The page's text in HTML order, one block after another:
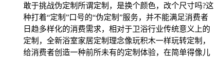
敢于挑战伪定制所谓定制，是换个颜色，改个尺寸吗?这
种打着“定制”口号的“伪定制”服务，并不能满足消费者
日趋多样化的消费需求，相对于卫浴行业传统意义上的
定制，全新浴室家居定制理念像玩积木一样玩转定制，
给消费者创造一种前所未有的定制体验，在简单得像儿